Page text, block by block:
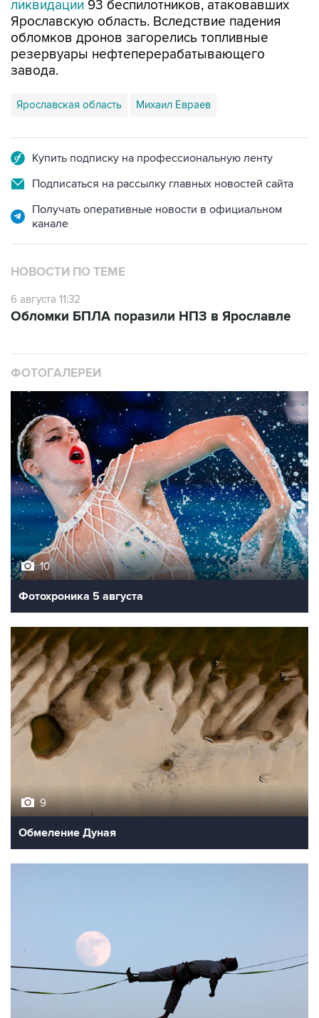
ликвидации 93 беспилотников, атаковавших
Ярославскую область. Вследствие падения
обломков дронов загорелись топливные
резервуары нефтеперерабатывающего
завода.
Ярославская область Михаил Евраев
Купить подписку на профессиональную ленту
Подписаться на рассылку главных новостей сайта
Получать оперативные новости в официальном
канале
НОВОСТИ ПО ТЕМЕ
6 августа 11:32
Обломки БПЛА поразили НПЗ в Ярославле
ФОТОГАЛЕРЕИ
10
Фотохроника 5 августа
9
Обмеление Дуная